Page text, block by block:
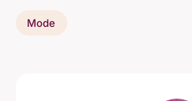
Mode